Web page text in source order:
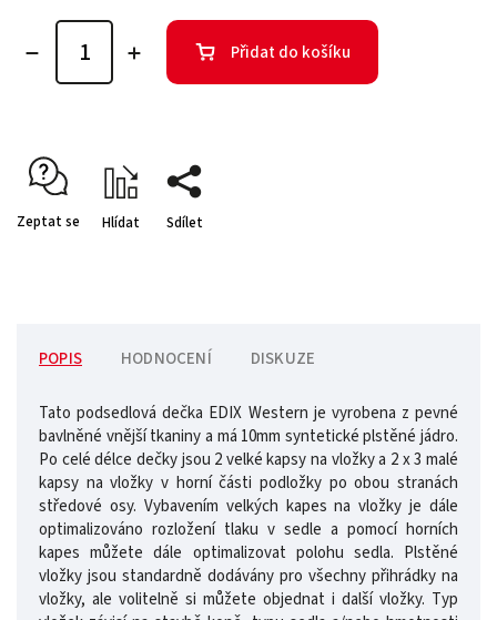
Přidat do košíku
Zeptat se Hlídat Sdílet
POPIS HODNOCENÍ DISKUZE
Tato podsedlová dečka EDIX Western je vyrobena z pevné
bavlněné vnější tkaniny a má 10mm syntetické plstěné jádro.
Po celé délce dečky jsou 2 velké kapsy na vložky a 2 x 3 malé
kapsy na vložky v horní části podložky po obou stranách
středové osy. Vybavením velkých kapes na vložky je dále
optimalizováno rozložení tlaku v sedle a pomocí horních
kapes můžete dále optimalizovat polohu sedla. Plstěné
vložky jsou standardně dodávány pro všechny přihrádky na
vložky, ale volitelně si můžete objednat i další vložky. Typ